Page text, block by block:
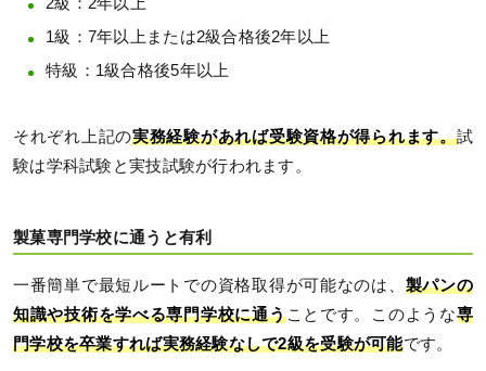
2級：2年以上
1級：7年以上または2級合格後2年以上
特級：1級合格後5年以上
それぞれ上記の実務経験があれば受験資格が得られます。試
験は学科試験と実技試験が行われます。
製菓専門学校に通うと有利
一番簡単で最短ルートでの資格取得が可能なのは、 製パンの
知識や技術を学べる専門学校に通うことです。このような専
門学校を卒業すれば実務経験なしで2級を受験が可能です。